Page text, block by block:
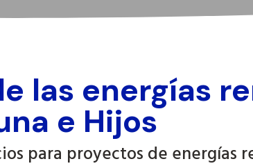
las energías
e Hijos
para proyectos de energías